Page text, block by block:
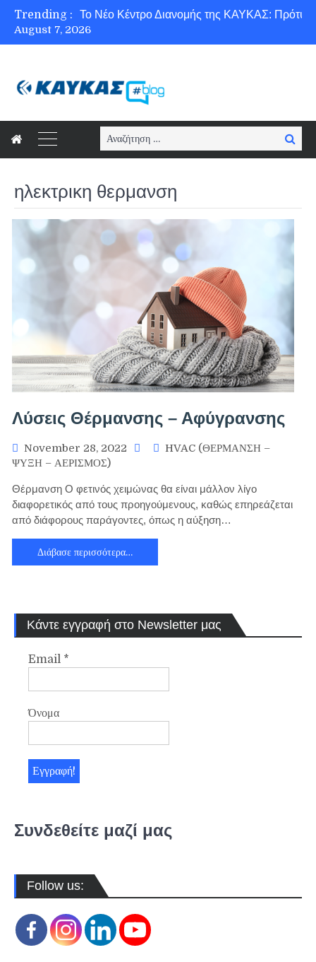
Trending :
Ασφάλεια στο Διαδίκτυο για όλους!
August 7, 2026
Search
for:
ηλεκτρικη θερμανση
Λύσεις Θέρμανσης – Αφύγρανσης
November 28, 2022
HVAC (ΘΕΡΜΑΝΣΗ –
ΨΥΞΗ – ΑΕΡΙΣΜΟΣ)
Θέρμανση Ο φετινός χειμώνας θα είναι μάλλον λίγο
διαφορετικός από τους προηγούμενους, καθώς επηρεάζεται
από διάφορους παράγοντες, όπως η αύξηση…
Διάβασε περισσότερα…
Κάντε εγγραφή στο Newsletter μας
Email *
Όνομα
Συνδεθείτε μαζί μας
Follow us: